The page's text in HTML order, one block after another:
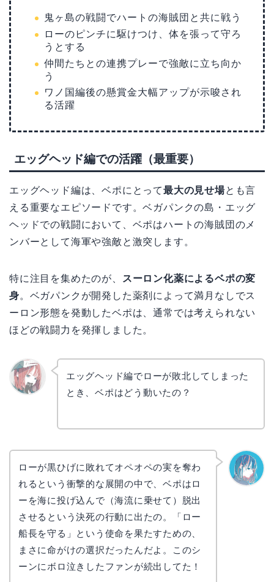
鬼ヶ島の戦闘でハートの海賊団と共に戦う
ローのピンチに駆けつけ、体を張って守ろ
うとする
仲間たちとの連携プレーで強敵に立ち向か
う
ワノ国編後の懸賞金大幅アップが示唆され
る活躍
エッグヘッド編での活躍（最重要）
エッグヘッド編は、ベポにとって最大の見せ場とも言
える重要なエピソードです。ベガパンクの島・エッグ
ヘッドでの戦闘において、ベポはハートの海賊団のメ
ンバーとして海軍や強敵と激突します。
特に注目を集めたのが、
スーロン化薬によるベポの変
身。ベガパンクが開発した薬剤によって満月なしでス
ーロン形態を発動したベポは、通常では考えられない
ほどの戦闘力を発揮しました。
エッグヘッド編でローが敗北してしまった
とき、ベポはどう動いたの？
ローが黒ひげに敗れてオペオペの実を奪わ
れるという衝撃的な展開の中で、ベポはロ
ーを海に投げ込んで（海流に乗せて）脱出
させるという決死の行動に出たの。「ロー
船長を守る」という使命を果たすための、
まさに命がけの選択だったんだよ。このシ
ーンにボロ泣きしたファンが続出してた！